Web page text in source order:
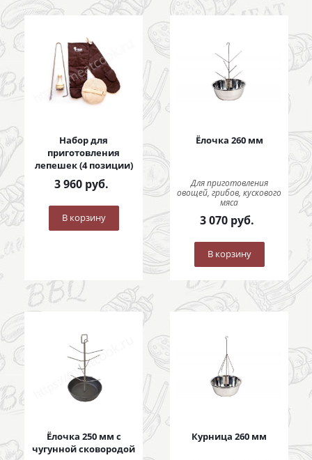
Набор для
приготовления
лепешек (4 позиции)
3 960руб.
В корзину
Ёлочка 260 мм
Для приготовления
овощей, грибов, кускового
мяса
3 070руб.
В корзину
Ёлочка 250 мм с
чугунной сковородой
Курница 260 мм